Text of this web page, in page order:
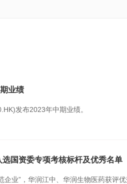
业绩
发布2023年中期业绩。
国资委专项考核标杆及优秀名单
业”，华润江中、华润生物医药获评优